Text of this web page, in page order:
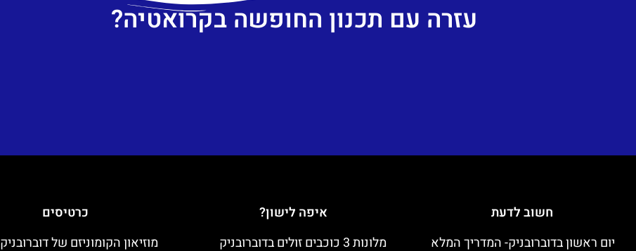
עזרה עם תכנון החופשה בקרואטיה?
חשוב לדעת
יום ראשון בדוברובניק- המדריך המלא
איפה לישון?
מלונות 3 כוכבים זולים בדוברובניק
כרטיסים
מוזיאון הקומוניזם של דוברובניק